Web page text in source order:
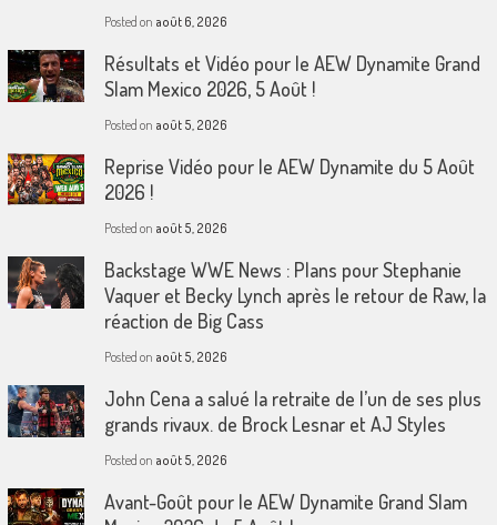
Posted on août 6, 2026
Résultats et Vidéo pour le AEW Dynamite Grand
Slam Mexico 2026, 5 Août !
Posted on août 5, 2026
Reprise Vidéo pour le AEW Dynamite du 5 Août
2026 !
Posted on août 5, 2026
Backstage WWE News : Plans pour Stephanie
Vaquer et Becky Lynch après le retour de Raw, la
réaction de Big Cass
Posted on août 5, 2026
John Cena a salué la retraite de l’un de ses plus
grands rivaux. de Brock Lesnar et AJ Styles
Posted on août 5, 2026
Avant-Goût pour le AEW Dynamite Grand Slam